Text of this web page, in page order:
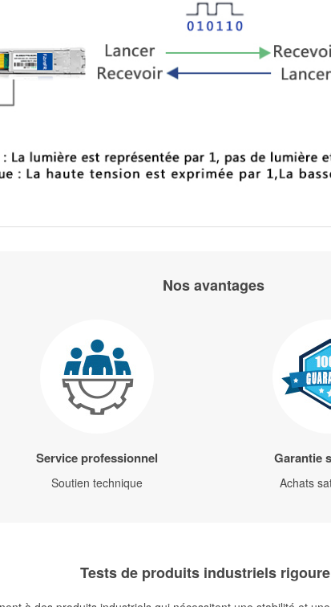
Nos avantages
Service professionnel
Soutien technique
Garantie
Achats
Tests de produits industriels